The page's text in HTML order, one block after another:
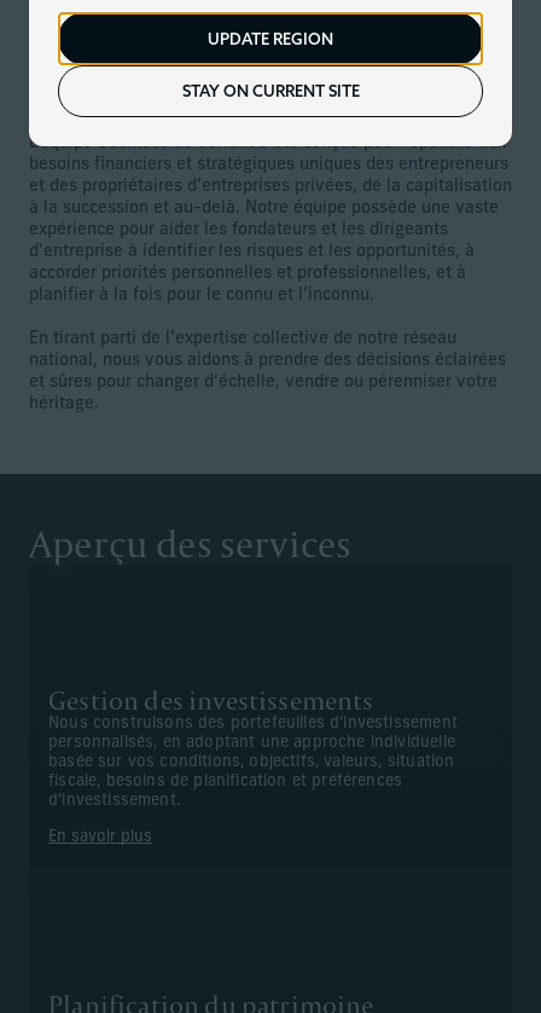
UPDATE REGION
STAY ON CURRENT SITE
Services pour les chefs
d’entreprise
L’équipe Business de Corient a été conçue pour répondre aux
besoins financiers et stratégiques uniques des entrepreneurs
et des propriétaires d’entreprises privées, de la capitalisation
à la succession et au-delà. Notre équipe possède une vaste
expérience pour aider les fondateurs et les dirigeants
d’entreprise à identifier les risques et les opportunités, à
accorder priorités personnelles et professionnelles, et à
planifier à la fois pour le connu et l’inconnu.
En tirant parti de l’expertise collective de notre réseau
national, nous vous aidons à prendre des décisions éclairées
et sûres pour changer d’échelle, vendre ou pérenniser votre
héritage.
Aperçu des services
Gestion des investissements
Nous construisons des portefeuilles d’investissement
personnalisés, en adoptant une approche individuelle
basée sur vos conditions, objectifs, valeurs, situation
fiscale, besoins de planification et préférences
d’investissement.
En savoir plus
Planification du patrimoine